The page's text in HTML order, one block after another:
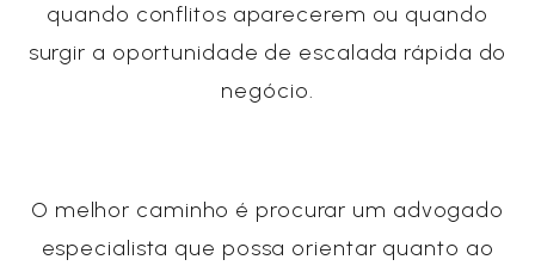
quando conflitos aparecerem ou quando
surgir a oportunidade de escalada rápida do
negócio.
O melhor caminho é procurar um advogado
especialista que possa orientar quanto ao